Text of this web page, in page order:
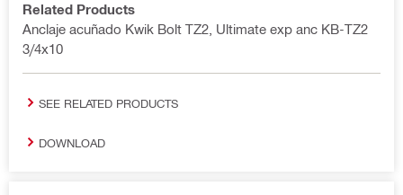
Related Products
Anclaje acuñado Kwik Bolt TZ2, Ultimate exp anc KB-TZ2
3/4x10
SEE RELATED PRODUCTS
DOWNLOAD